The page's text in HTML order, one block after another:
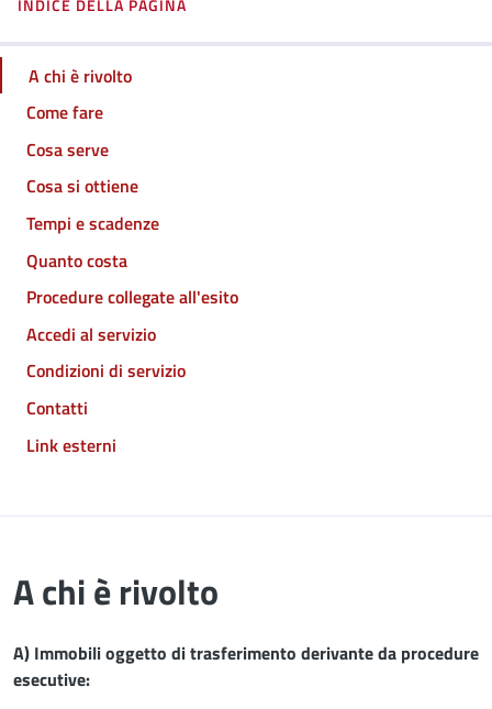
INDICE DELLA PAGINA
A chi è rivolto
Come fare
Cosa serve
Cosa si ottiene
Tempi e scadenze
Quanto costa
Procedure collegate all'esito
Accedi al servizio
Condizioni di servizio
Contatti
Link esterni
A chi è rivolto
A) Immobili oggetto di trasferimento derivante da procedure
esecutive: